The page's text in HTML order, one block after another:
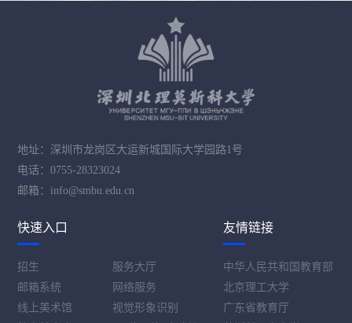
地址：深圳市龙岗区大运新城国际大学园路1号
电话：0755-28323024
邮箱：info@smbu.edu.cn
快速入口
招生
服务大厅
邮箱系统
网络服务
线上美术馆
视觉形象识别
友情链接
中华人民共和国教育部
北京理工大学
广东省教育厅